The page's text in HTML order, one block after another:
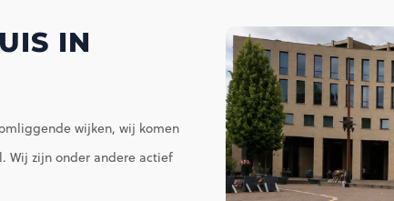
IN
wijken, wij komen
Wij zijn onder andere actief